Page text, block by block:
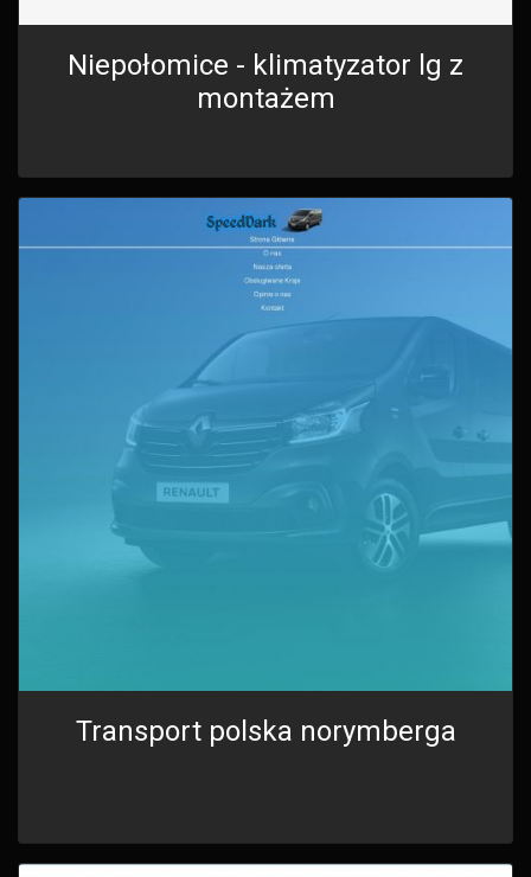
Niepołomice - klimatyzator lg z
montażem
Transport polska norymberga